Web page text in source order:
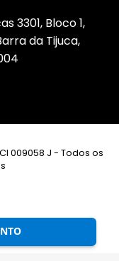
3301, Bloco 1,
da Tijuca,
009058 J - Todos os